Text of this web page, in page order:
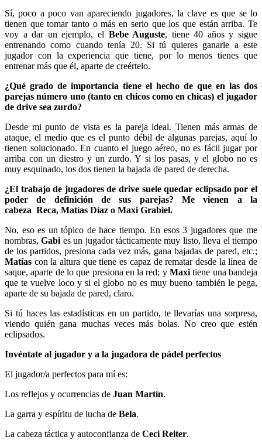
Sí, poco a poco van apareciendo jugadores, la clave es que se lo
tienen que tomar tanto o más en serio que los que están arriba. Te
voy a dar un ejemplo, el Bebe Auguste, tiene 40 años y sigue
entrenando como cuando tenía 20. Si tú quieres ganarle a este
jugador con la experiencia que tiene, por lo menos tienes que
entrenar más que él, aparte de creértelo.
¿Qué grado de importancia tiene el hecho de que en las dos
parejas número uno (tanto en chicos como en chicas) el jugador
de drive sea zurdo?
Desde mi punto de vista es la pareja ideal. Tienen más armas de
ataque, el medio que es el punto débil de algunas parejas, aquí lo
tienen solucionado. En cuanto el juego aéreo, no es fácil jugar por
arriba con un diestro y un zurdo. Y si los pasas, y el globo no es
muy esquinado, los dos tienen la bajada de pared de derecha.
¿El trabajo de jugadores de drive suele quedar eclipsado por el
poder de definición de sus parejas? Me vienen a la
cabeza Reca, Matías Díaz o Maxi Grabiel.
No, eso es un tópico de hace tiempo. En esos 3 jugadores que me
nombras,Gabi es un jugador tácticamente muy listo, lleva el tiempo
de los partidos, presiona cada vez más, gana bajadas de pared, etc.;
Matías con la altura que tiene es capaz de rematar desde la línea de
saque, aparte de lo que presiona en la red; yMaxitiene una bandeja
que te vuelve loco y si el globo no es muy bueno también le pega,
aparte de su bajada de pared, claro.
Si tú haces las estadísticas en un partido, te llevarías una sorpresa,
viendo quién gana muchas veces más bolas. No creo que estén
eclipsados.
Invéntate al jugador y a la jugadora de pádel perfectos
El jugador/a perfectos para mí es:
Los reflejos y ocurrencias de Juan Martín.
La garra y espíritu de lucha de Bela.
La cabeza táctica y autoconfianza de Ceci Reiter.